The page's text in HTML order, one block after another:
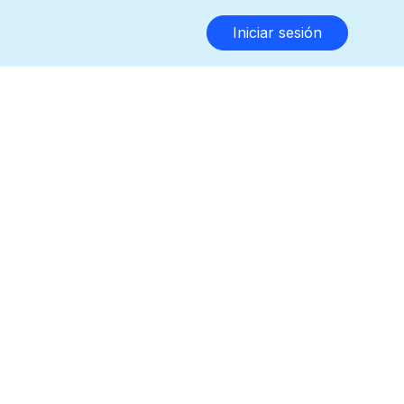
Iniciar sesión